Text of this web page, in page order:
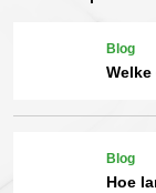
Blog
Blog
Hoe